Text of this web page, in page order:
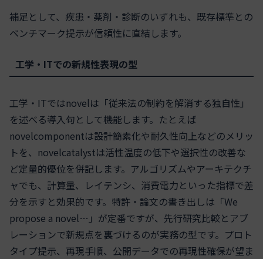
補足として、疾患・薬剤・診断のいずれも、既存標準との
ベンチマーク提示が信頼性に直結します。
工学・ITでの新規性表現の型
工学・ITではnovelは「従来法の制約を解消する独自性」
を述べる導入句として機能します。たとえば
novelcomponentは設計簡素化や耐久性向上などのメリッ
トを、novelcatalystは活性温度の低下や選択性の改善な
ど定量的優位を併記します。アルゴリズムやアーキテクチ
ャでも、計算量、レイテンシ、消費電力といった指標で差
分を示すと効果的です。特許・論文の書き出しは「We
propose a novel…」が定番ですが、先行研究比較とアブ
レーションで新規点を裏づけるのが実務の型です。プロト
タイプ提示、再現手順、公開データでの再現性確保が望ま